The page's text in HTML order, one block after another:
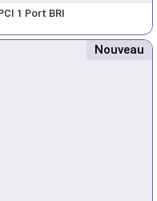
1 Port BRI
Nouveau